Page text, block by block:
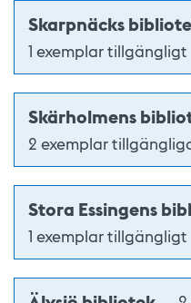
Skarpnäcks
1 exemplar tillgängligt
Skärholmens
2 exemplar
Stora Essingens
1 exemplar tillgängligt